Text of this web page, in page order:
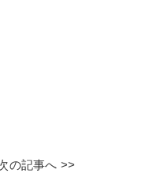
の記事へ >>